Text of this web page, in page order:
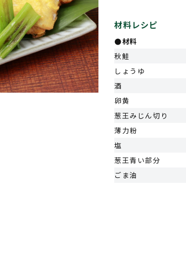
材料レシピ
●材料
秋鮭
しょうゆ
酒
卵黄
葱王みじん切り
薄力粉
塩
葱王青い部分
ごま油